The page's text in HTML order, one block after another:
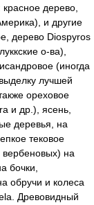
дерево,
и другие
дерево Diospyros
о-ва),
(иногда
лучшей
ореховое
и др.), ясень,
деревья, на
тековое
на
бочки,
обручи и колеса
Древовидный